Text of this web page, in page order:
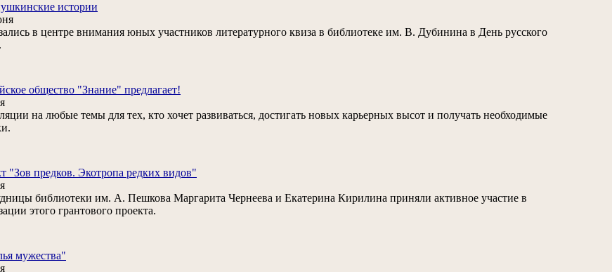
истории
в центре внимания юных участников литературного квиза в библиотеке им. В. Дубинина в День русского
общество "Знание" предлагает!
на любые темы для тех, кто хочет развиваться, достигать новых карьерных высот и получать необходимые
"Зов предков. Экотропа редких видов"
библиотеки им. А. Пешкова Маргарита Чернеева и Екатерина Кирилина приняли активное участие в
этого грантового проекта.
мужества"